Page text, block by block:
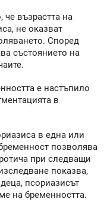
че възрастта на
не оказват
Според
състоянието на
е настъпило
в
в една или
позволява
при следващи
показва,
псориазисът
на бременността.